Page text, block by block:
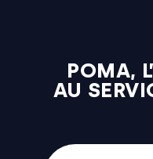
POMA, L’
AU